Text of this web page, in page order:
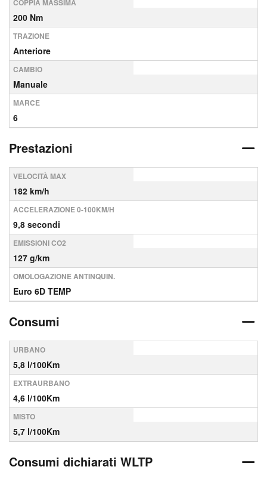
COPPIA MASSIMA
200 Nm
TRAZIONE
Anteriore
CAMBIO
Manuale
MARCE
6
Prestazioni
VELOCITÀ MAX
182 km/h
ACCELERAZIONE 0-100KM/H
9,8 secondi
EMISSIONI CO2
127 g/km
OMOLOGAZIONE ANTINQUIN.
Euro 6D TEMP
Consumi
URBANO
5,8 l/100Km
EXTRAURBANO
4,6 l/100Km
MISTO
5,7 l/100Km
Consumi dichiarati WLTP